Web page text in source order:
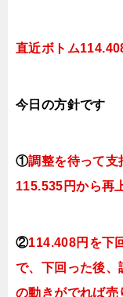
直近ボトム
今日 の方針です
①調整を待って支
115.535円から再
②114.408円を下
で、下回った後、
の動きがでれば売